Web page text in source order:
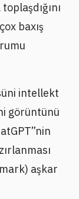
baxış
intellekt
görüntünü
aşkar